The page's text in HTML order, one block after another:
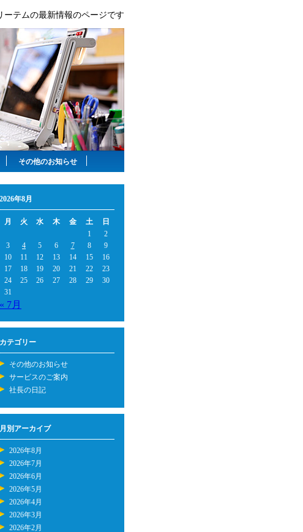
ーテムの最新情報のページです
その他のお知らせ
2026年8月
月 火 水 木 金 土
日
1
2
3
4 5 6 7 8
9
10
11 12 13 14 15
16
17
18 19 20 21 22
23
24
25 26 27 28 29
30
31
« 7月
カテゴリー
その他のお知らせ
サービスのご案内
社長の日記
月別アーカイブ
2026年8月
2026年7月
2026年6月
2026年5月
2026年4月
2026年3月
2026年2月